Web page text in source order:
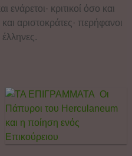
κριτικοί όσο και
αριστοκράτες· περήφανοι